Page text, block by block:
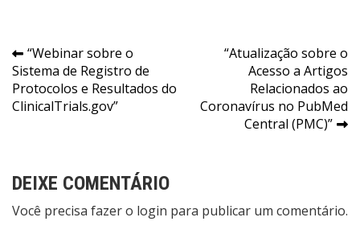
Navegação
de
Post
“Webinar sobre o
Sistema de Registro de
Protocolos e Resultados do
ClinicalTrials.gov”
“Atualização sobre o
Acesso a Artigos
Relacionados ao
Coronavírus no PubMed
Central (PMC)”
DEIXE COMENTÁRIO
Você precisa fazer o login para publicar um comentário.